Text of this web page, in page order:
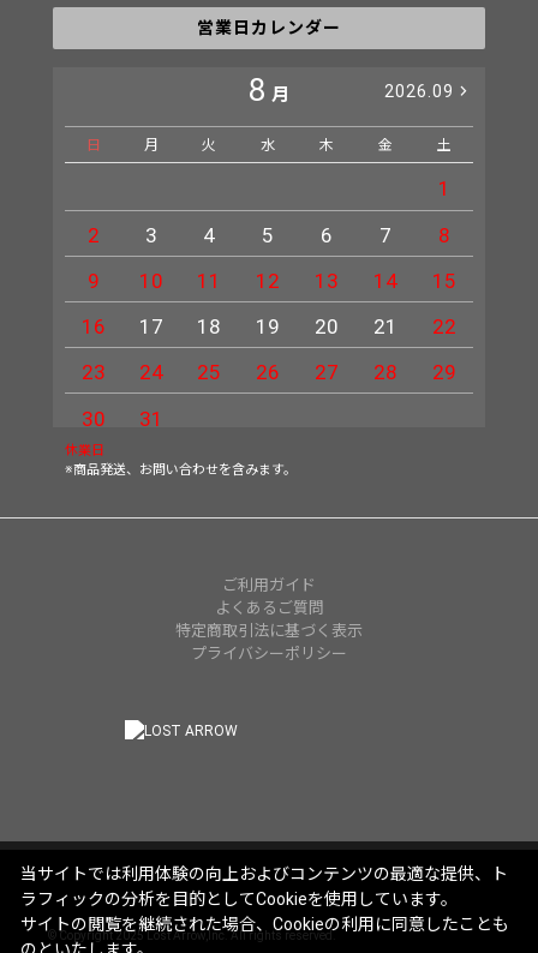
営業日カレンダー
8 月 2026.09
日 月 火 水 木 金 土
1
2
3 4 5 6 7
8
9
10 11 12 13 14
15
16
17 18 19 20 21
22
23
24 25 26 27 28
29
30
31
休業日
※商品発送、お問い合わせを含みます。
ご利用ガイド
よくあるご質問
特定商取引法に基づく表示
プライバシーポリシー
© Copyright 2025 Lost Arrow,Inc. All rights reserved.
当サイトでは利用体験の向上およびコンテンツの最適な提供、ト
ラフィックの分析を目的としてCookieを使用しています。
サイトの閲覧を継続された場合、Cookieの利用に同意したことも